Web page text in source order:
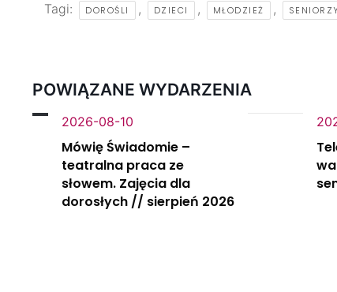
Tagi: DOROŚLI , DZIECI , MŁODZIEŻ ,
POWIĄZANE WYDARZENIA
2026-08-10
Mówię Świadomie –
teatralna praca ze
słowem. Zajęcia dla
dorosłych // sierpień 2026